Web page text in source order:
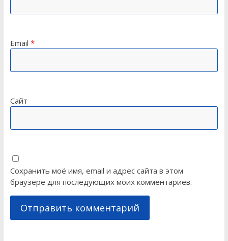
Email *
Сайт
Сохранить моё имя, email и адрес сайта в этом
браузере для последующих моих комментариев.